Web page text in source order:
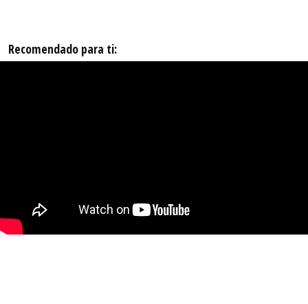
Recomendado para ti: